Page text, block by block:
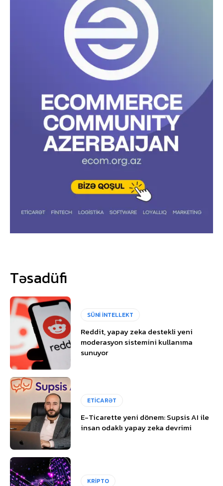
Təsadüfi
SÜNİ İNTELLEKT
Reddit, yapay zeka destekli yeni
moderasyon sistemini kullanıma
sunuyor
ETİCARƏT
E-Ticarette yeni dönem: Supsis AI ile
insan odaklı yapay zeka devrimi
KRİPTO